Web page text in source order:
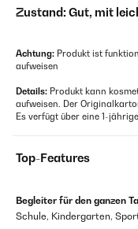
Zustand: Gut, mit
Achtung: Produkt ist
aufweisen
Details: Produkt kann
aufweisen. Der
Es verfügt über eine 1-
Top-Features
Begleiter für den ganzen
Schule, Kindergarten,